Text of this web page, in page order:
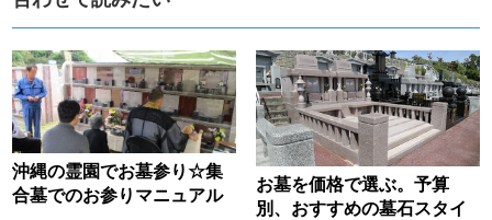
沖縄の霊園でお墓参り☆集
合墓でのお参りマニュアル
お墓を価格で選ぶ。予算
別、おすすめの墓石スタイ